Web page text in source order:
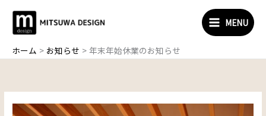
キ
MENU
ホーム お知らせ 年末年始休業のお知らせ